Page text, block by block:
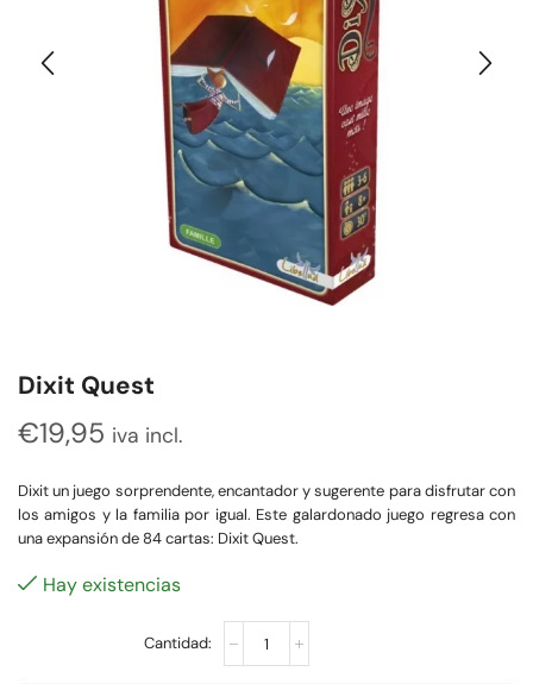
Dixit Quest
€19,95 iva incl.
Dixit un juego sorprendente, encantador y sugerente para disfrutar con
los amigos y la familia por igual. Este galardonado juego regresa con
una expansión de 84 cartas: Dixit Quest.
Hay existencias